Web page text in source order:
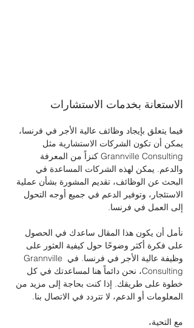
الاستعانة بخدمات الاستشارات
فيما يتعلق بإيجاد وظائف عالية الأجر في فرنسا،
يمكن أن تكون الشركات الاستشارية مثل
Grannville Consulting كنزاً من المعرفة
والدعم. يمكن لهذه الشركات المساعدة في
البحث عن الوظائف، تقديم المشورة بشأن عملية
الاستئجار، وتوفير الدعم في جميع أوجه التحول
إلى العمل في فرنسا.
نأمل أن يكون هذا المقال ساعدك في الحصول
على فكرة أكثر وضوحًا حول كيفية العثور على
وظيفة عالية الأجر في فرنسا. في Grannville
Consulting، نحن دائماً هنا لمساعدتك في كل
خطوة على طريقك. إذا كنت بحاجة إلى مزيد من
المعلومات أو الدعم، لا تتردد في الاتصال بنا.
مع التحية،